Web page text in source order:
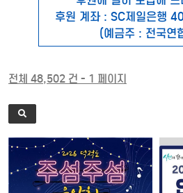
후원 계좌 : SC제일은행
(예금주 : 전국연
전체 48,502 건 - 1 페이지